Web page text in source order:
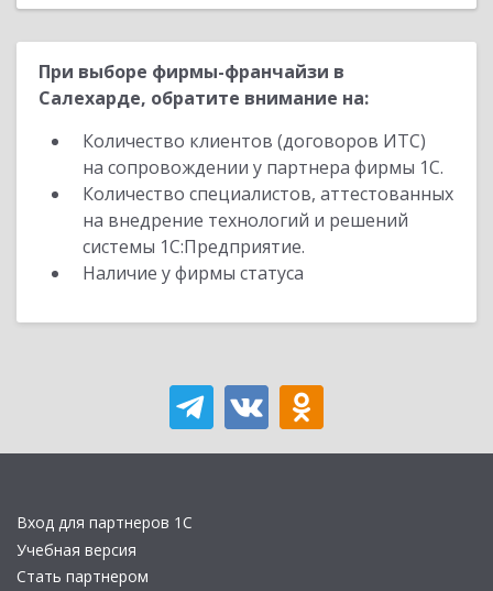
При выборе фирмы-франчайзи в
Салехарде, обратите внимание на:
Количество клиентов (договоров ИТС)
на сопровождении у партнера фирмы 1С.
Количество специалистов, аттестованных
на внедрение технологий и решений
системы 1С:Предприятие.
Наличие у фирмы статуса
Вход для партнеров 1С
Учебная версия
Стать партнером